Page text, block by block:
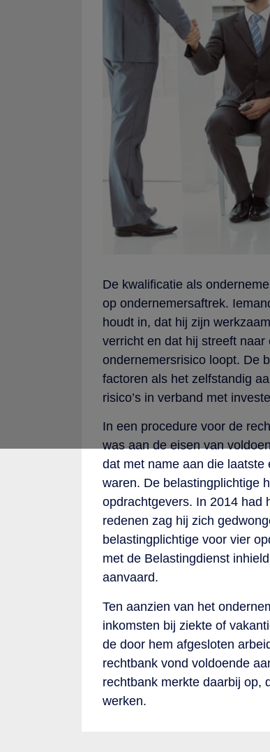
De kwalificatie als
op ondernemersaftrek.
houdt in, dat hij zijn
verricht en dat hij streeft
ondernemersrisico loopt. De
factoren als het zelfstandig
risico’s in verband met
In een procedure voor de
was aan de eisen van
dat met name aan die
waren. De belastingplichtige
opdrachtgevers. In 2014 had
redenen zag hij zich
belastingplichtige voor vier
met de Belastingdienst
aanvaard.
Ten aanzien van het
inkomsten bij ziekte of
de door hem afgesloten
rechtbank vond voldoende
rechtbank merkte daarbij op,
werken.